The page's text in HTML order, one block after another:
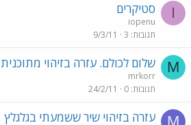
I סטיקרים
iopenu
תגובות 3
9/3/11
M שלום לכולם. עזרה בזיהוי
mrkorr
תגובות 0
24/2/11
M עזרה בזיהוי שיר ששמעתי בגלגלץ